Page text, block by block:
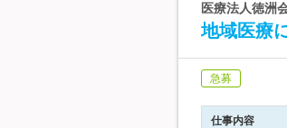
医療法人徳洲
地域医療
急募
仕事内容